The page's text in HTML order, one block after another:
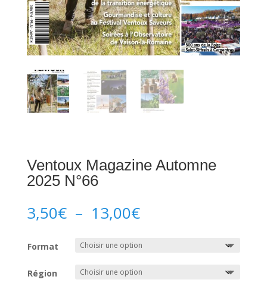
Ventoux Magazine Automne
2025 N°66
3,50€ – 13,00€Plage
de
prix :
3,50€
à
13,00€
Format
Région